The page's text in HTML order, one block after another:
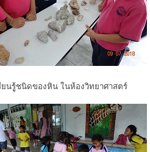
ยนรูู้ชนิดของหิน ในห้องวิทยาศาสตร์